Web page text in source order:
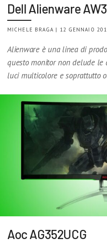
Dell Alienware
MICHELE BRAGA | 12 GENNAIO
Alienware è una linea di
questo monitor non delude le
luci multicolore e soprattutto
Aoc AG352UCG